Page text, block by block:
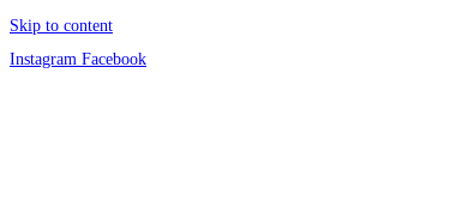
Skip to content
Instagram Facebook